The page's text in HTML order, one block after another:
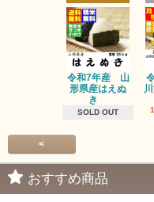
令和7年産 山
形県産はえぬ
き
SOLD OUT
<
おすすめ商品